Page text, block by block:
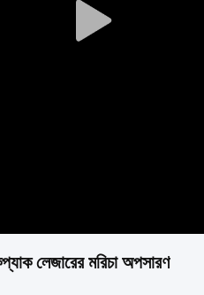
Play
লেজারের মরিচা অপসারণ